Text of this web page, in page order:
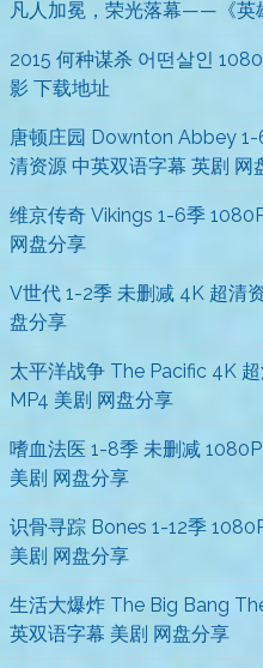
凡人加冕，荣光落幕——《英
2015 何种谋杀 어떤살인
影 下载地址
唐顿庄园 Downton Abbey 1-
清资源 中英双语字幕 英剧 网
维京传奇 Vikings 1-6季
网盘分享
V世代 1-2季 未删减 4K 超清
盘分享
太平洋战争 The Pacific 4K
MP4 美剧 网盘分享
嗜血法医 1-8季 未删减
美剧 网盘分享
识骨寻踪 Bones 1-12季
美剧 网盘分享
生活大爆炸 The Big Bang
英双语字幕 美剧 网盘分享